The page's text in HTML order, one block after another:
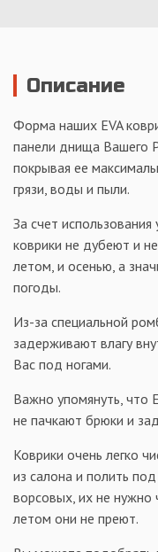
Описание
Форма наших EVA
панели днища Вашего
покрывая ее
грязи, воды и пыли.
За счет
коврики не дубеют и
летом, и осенью, а
погоды.
Из-за специальной
задерживают влагу
Вас под ногами.
Важно упомянуть, что
не пачкают брюки и
Коврики очень легко
из салона и полить
ворсовых, их не нужно
летом они не преют.